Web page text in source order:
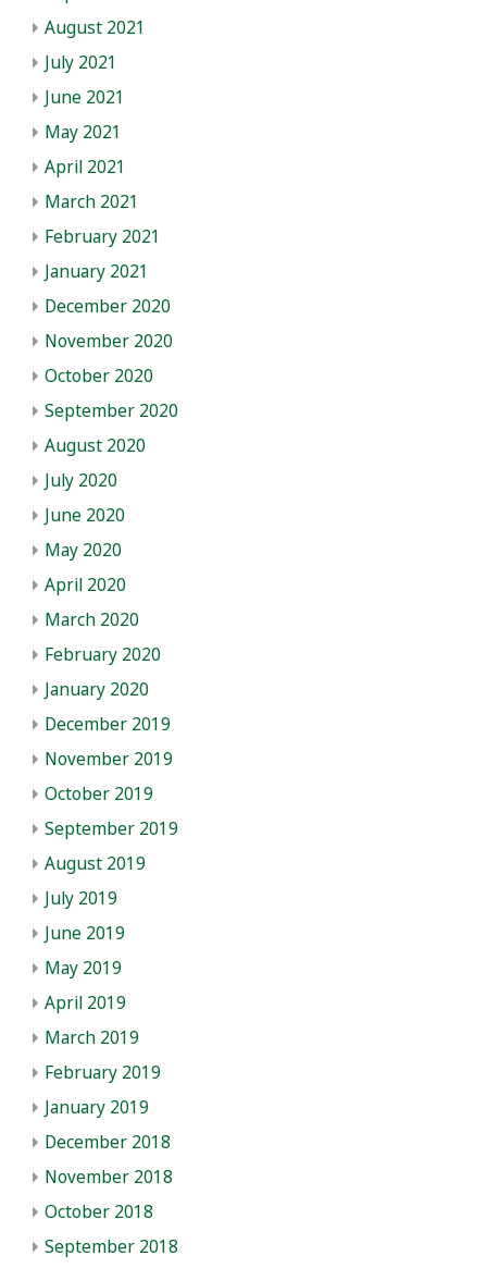
August 2021
July 2021
June 2021
May 2021
April 2021
March 2021
February 2021
January 2021
December 2020
November 2020
October 2020
September 2020
August 2020
July 2020
June 2020
May 2020
April 2020
March 2020
February 2020
January 2020
December 2019
November 2019
October 2019
September 2019
August 2019
July 2019
June 2019
May 2019
April 2019
March 2019
February 2019
January 2019
December 2018
November 2018
October 2018
September 2018